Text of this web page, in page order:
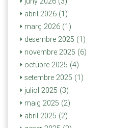
abril 2026 (1)
març 2026 (1)
desembre 2025 (1)
novembre 2025 (6)
octubre 2025 (4)
setembre 2025 (1)
juliol 2025 (3)
maig 2025 (2)
abril 2025 (2)